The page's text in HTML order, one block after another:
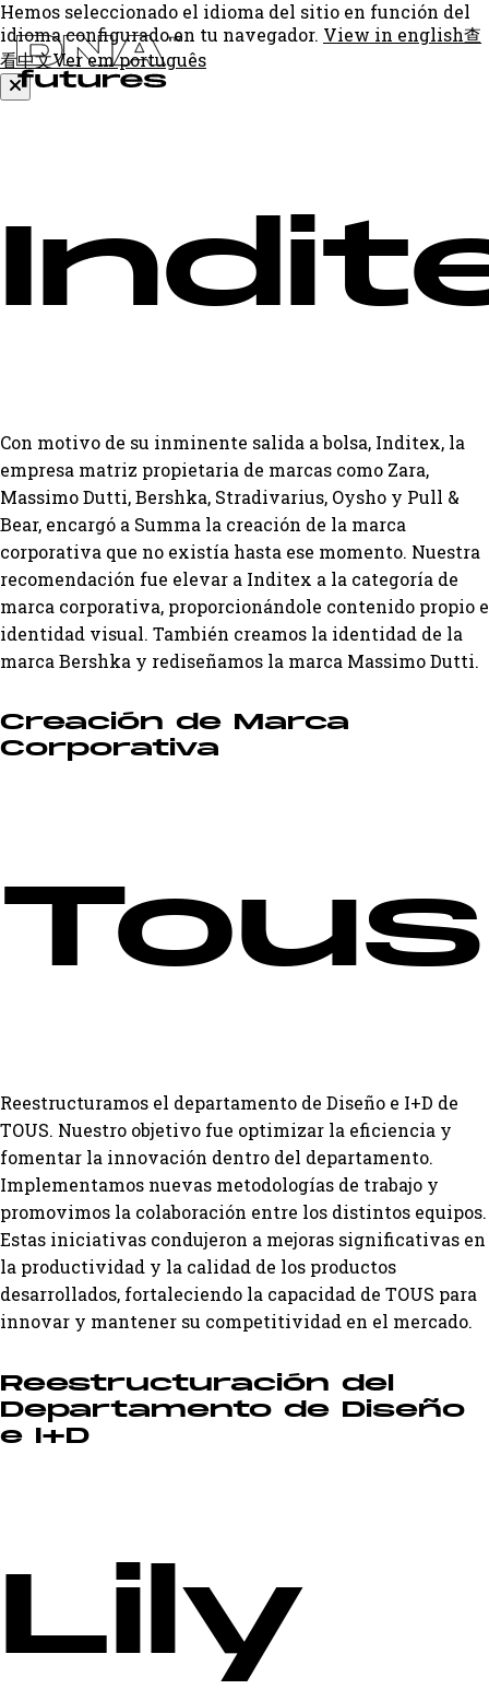
Hemos seleccionado el idioma del sitio en función del
idioma configurado en tu navegador. View in english查
看中文Ver em português
Con motivo de su inminente salida a bolsa, Inditex, la
empresa matriz propietaria de marcas como Zara,
Massimo Dutti, Bershka, Stradivarius, Oysho y Pull &
Bear, encargó a Summa la creación de la marca
corporativa que no existía hasta ese momento. Nuestra
recomendación fue elevar a Inditex a la categoría de
marca corporativa, proporcionándole contenido propio e
identidad visual. También creamos la identidad de la
marca Bershka y rediseñamos la marca Massimo Dutti.
Creación de Marca
Corporativa
Tous
Reestructuramos el departamento de Diseño e I+D de
TOUS. Nuestro objetivo fue optimizar la eficiencia y
fomentar la innovación dentro del departamento.
Implementamos nuevas metodologías de trabajo y
promovimos la colaboración entre los distintos equipos.
Estas iniciativas condujeron a mejoras significativas en
la productividad y la calidad de los productos
desarrollados, fortaleciendo la capacidad de TOUS para
innovar y mantener su competitividad en el mercado.
Reestructuración del
Departamento de Diseño
e I+D
Lily